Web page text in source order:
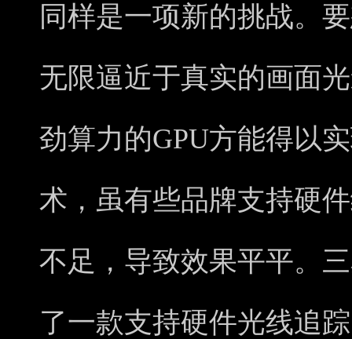
同样是一项新的挑战。
无限逼近于真实的画面
劲算力的GPU方能得以
术，虽有些品牌支持硬
不足，导致效果平平。
了一款支持硬件光线追